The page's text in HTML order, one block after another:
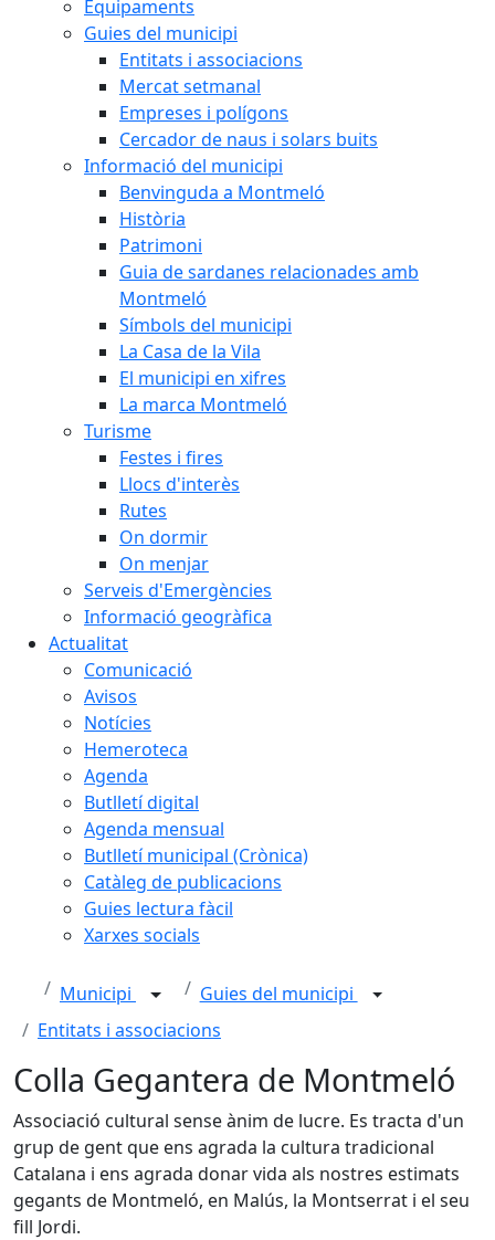
Equipaments
Guies del municipi
Entitats i associacions
Mercat setmanal
Empreses i polígons
Cercador de naus i solars buits
Informació del municipi
Benvinguda a Montmeló
Història
Patrimoni
Guia de sardanes relacionades amb
Montmeló
Símbols del municipi
La Casa de la Vila
El municipi en xifres
La marca Montmeló
Turisme
Festes i fires
Llocs d'interès
Rutes
On dormir
On menjar
Serveis d'Emergències
Informació geogràfica
Actualitat
Comunicació
Avisos
Notícies
Hemeroteca
Agenda
Butlletí digital
Agenda mensual
Butlletí municipal (Crònica)
Catàleg de publicacions
Guies lectura fàcil
Xarxes socials
Municipi
Guies del municipi
Entitats i associacions
Colla Gegantera de Montmeló
Associació cultural sense ànim de lucre. Es tracta d'un
grup de gent que ens agrada la cultura tradicional
Catalana i ens agrada donar vida als nostres estimats
gegants de Montmeló, en Malús, la Montserrat i el seu
fill Jordi.